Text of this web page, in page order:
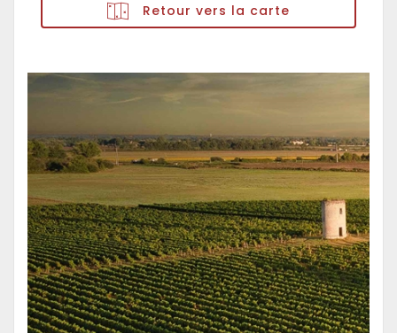
Retour vers la carte